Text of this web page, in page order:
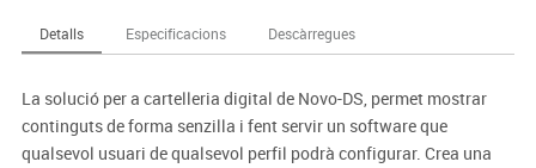
Detalls Especificacions Descàrregues
La solució per a cartelleria digital de Novo-DS, permet mostrar
continguts de forma senzilla i fent servir un software que
qualsevol usuari de qualsevol perfil podrà configurar. Crea una